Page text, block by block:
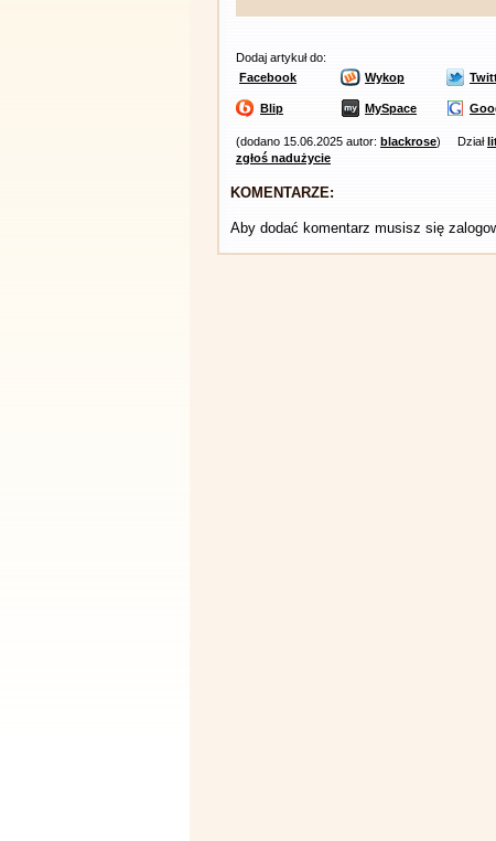
Dodaj artykuł do:
Facebook
Wykop
Blip MySpace
(dodano 15.06.2025 autor: blackrose) Dział
zgłoś nadużycie
KOMENTARZE:
Aby dodać komentarz musisz się